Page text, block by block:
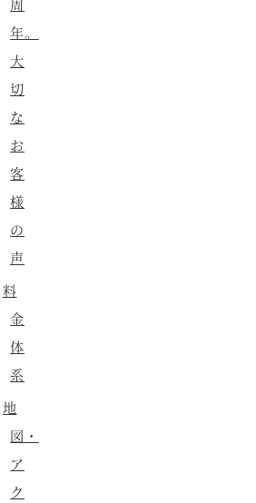
周
年。
大
切
な
お
客
様
の
声
料
金
体
系
地
図・
ア
ク